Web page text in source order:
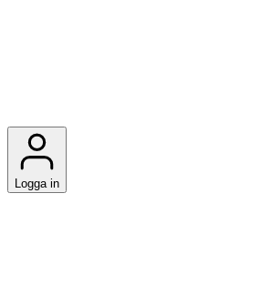
Logga in